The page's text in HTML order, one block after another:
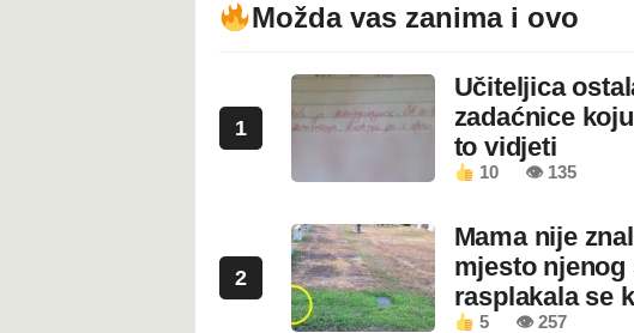
Možda vas zanima i ovo
1
Učiteljica
zadaćnice
to vidjeti
10 👁 135
2
Mama nije
mjesto njenog
rasplakala se
5 👁 257